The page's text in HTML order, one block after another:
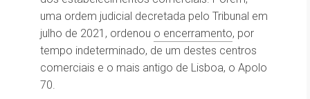
uma ordem judicial decretada pelo Tribunal em
julho de 2021, ordenou o encerramento, por
tempo indeterminado, de um destes centros
comerciais e o mais antigo de Lisboa, o Apolo
70.